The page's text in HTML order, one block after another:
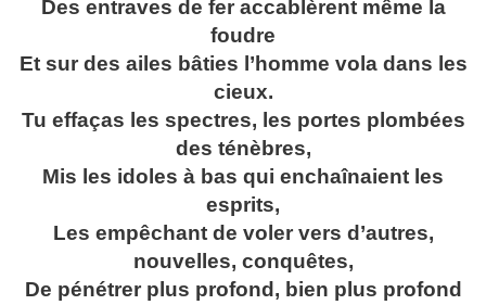
Des entraves de fer accablèrent même la
foudre
Et sur des ailes bâties l’homme vola dans les
cieux.
Tu effaças les spectres, les portes plombées
des ténèbres,
Mis les idoles à bas qui enchaînaient les
esprits,
Les empêchant de voler vers d’autres,
nouvelles, conquêtes,
De pénétrer plus profond, bien plus profond